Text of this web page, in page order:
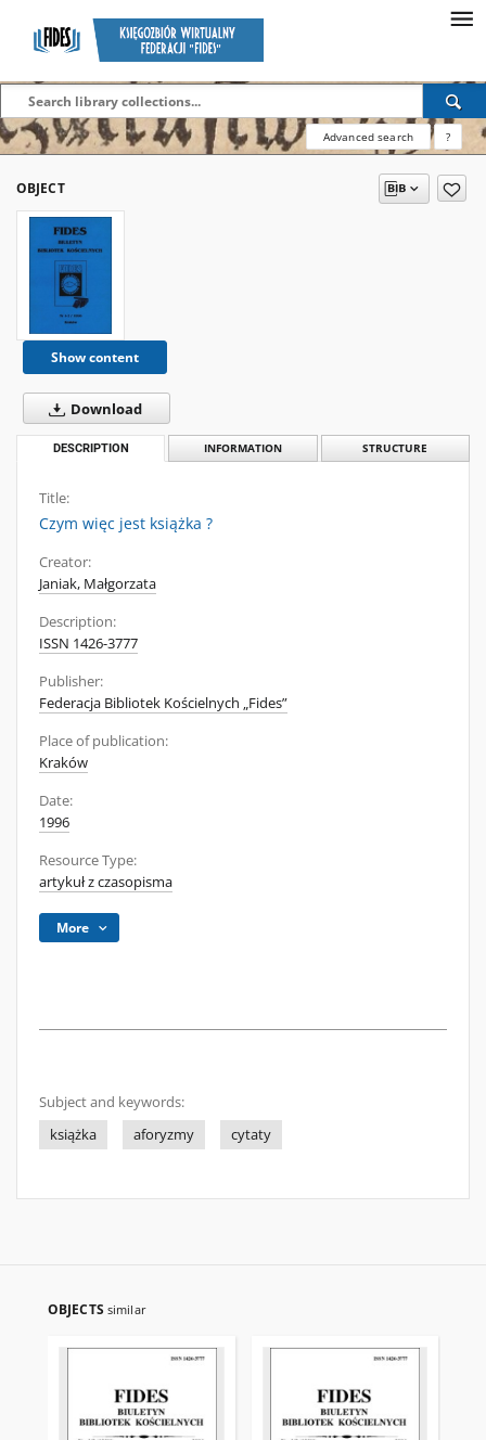
Advanced search ?
OBJECT
Show content
Download
DESCRIPTION INFORMATION STRUCTURE
Title:
Czym więc jest książka ?
Creator:
Janiak, Małgorzata
Description:
ISSN 1426-3777
Publisher:
Federacja Bibliotek Kościelnych „Fides”
Place of publication:
Kraków
Date:
1996
Resource Type:
artykuł z czasopisma
More
Subject and keywords:
książka
aforyzmy cytaty
OBJECTS similar